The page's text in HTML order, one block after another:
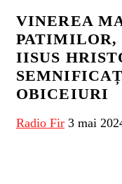
VINEREA
IISUS
OBICEIURI
Radio Fir 3 mai